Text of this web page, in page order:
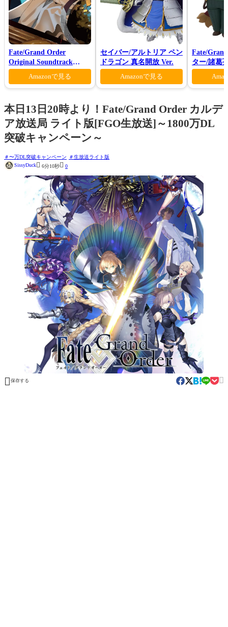
Fate/Grand Order
Original Soundtrack
Ⅶ(初回仕様限定盤)
Amazonで見る
セイバー/アルトリア ペン
ドラゴン 真名開放 Ver.
Amazonで見る
Fate/
ター/諸葛
本日13日20時より！Fate/Grand Order カルデ
ア放送局 ライト版[FGO生放送]～1800万DL
突破キャンペーン～
〜万DL突破キャンペーン
生放送ライト版
SissyDuck 6分10秒 0
 保存する 